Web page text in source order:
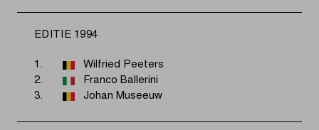
EDITIE 1994
1.
Wilfried Peeters
2.
Franco Ballerini
3.
Johan Museeuw